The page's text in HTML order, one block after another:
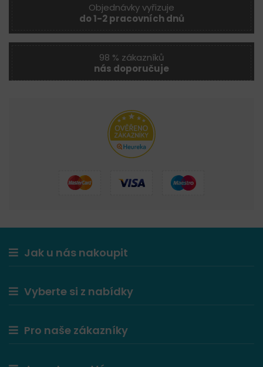
Objednávky vyřizuje
do 1-2 pracovních dnů
98 % zákazníků
nás doporučuje
Jak u nás nakoupit
Vyberte si z nabídky
Pro naše zákazníky